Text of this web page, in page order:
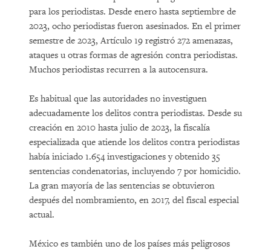
para los periodistas. Desde enero hasta septiembre de
2023, ocho periodistas fueron asesinados. En el primer
semestre de 2023, Artículo 19 registró 272 amenazas,
ataques u otras formas de agresión contra periodistas.
Muchos periodistas recurren a la autocensura.
Es habitual que las autoridades no investiguen
adecuadamente los delitos contra periodistas. Desde su
creación en 2010 hasta julio de 2023, la fiscalía
especializada que atiende los delitos contra periodistas
había iniciado 1.654 investigaciones y obtenido 35
sentencias condenatorias, incluyendo 7 por homicidio.
La gran mayoría de las sentencias se obtuvieron
después del nombramiento, en 2017, del fiscal especial
actual.
México es también uno de los países más peligrosos